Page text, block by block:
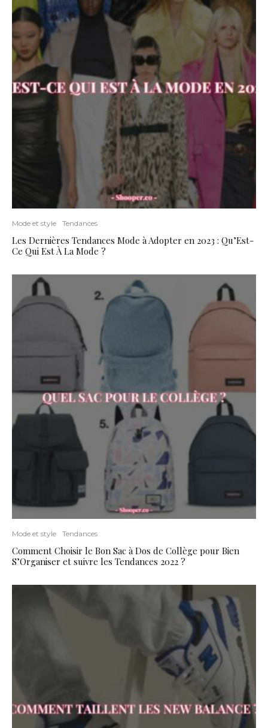
Mode et style Tendances
Les Dernières Tendances Mode à Adopter en 2023 : Qu’Est-
Ce Qui Est À La Mode ?
Mode et style Tendances
Comment Choisir le Bon Sac à Dos de Collège pour Bien
S’Organiser et suivre les Tendances 2022 ?